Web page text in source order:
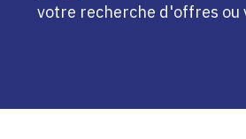
votre recherche d'offres ou